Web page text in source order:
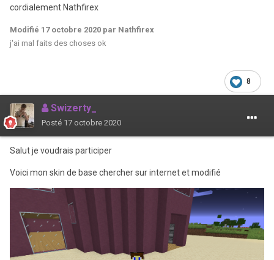
cordialement Nathfirex
Modifié 17 octobre 2020 par Nathfirex
j'ai mal faits des choses ok
8
Swizerty_
Posté 17 octobre 2020
Salut je voudrais participer
Voici mon skin de base chercher sur internet et modifié